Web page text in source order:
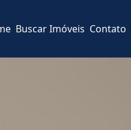
Buscar Imóveis Contato